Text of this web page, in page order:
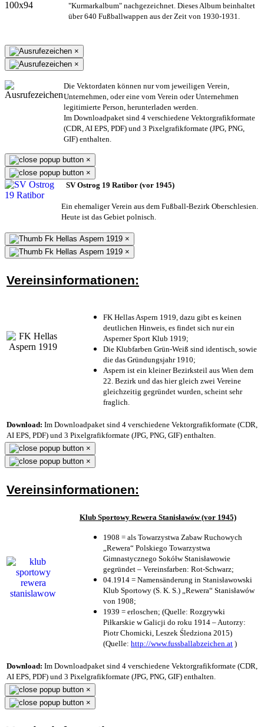
"Kurmarkalbum" nachgezeichnet. Dieses Album beinhaltet
über 640 Fußballwappen aus der Zeit von 1930-1931.
×
×
Die Vektordaten können nur vom jeweiligen Verein,
Unternehmen, oder eine vom Verein oder Unternehmen
legitimierte Person, herunterladen werden.
Im Downloadpaket sind 4 verschiedene Vektorgrafikformate
(CDR, AI EPS, PDF) und 3 Pixelgrafikformate (JPG, PNG,
GIF) enthalten.
×
×
SV Ostrog 19 Ratibor (vor 1945)
Ein ehemaliger Verein aus dem Fußball-Bezirk Oberschlesien.
Heute ist das Gebiet polnisch.
×
×
Vereinsinformationen:
FK Hellas Aspern 1919, dazu gibt es keinen
deutlichen Hinweis, es findet sich nur ein
Asperner Sport Klub 1919;
Die Klubfarben Grün-Weiß sind identisch, sowie
die das Gründungsjahr 1910;
Aspern ist ein kleiner Bezirksteil aus Wien dem
22. Bezirk und das hier gleich zwei Vereine
gleichzeitig gegründet wurden, scheint sehr
fraglich.
Download: Im Downloadpaket sind 4 verschiedene Vektorgrafikformate (CDR,
AI EPS, PDF) und 3 Pixelgrafikformate (JPG, PNG, GIF) enthalten.
×
×
Vereinsinformationen:
Klub Sportowy Rewera Stanisławów (vor 1945)
1908 = als Towarzystwa Zabaw Ruchowych
„Rewera“ Polskiego Towarzystwa
Gimnastycznego Sokółw Stanisławowie
gegründet – Vereinsfarben: Rot-Schwarz;
04.1914 = Namensänderung in Stanisławowski
Klub Sportowy (S. K. S.) „Rewera“ Stanisławów
von 1908;
1939 = erloschen; (Quelle: Rozgrywki
Piłkarskie w Galicji do roku 1914 – Autorzy:
Piotr Chomicki, Leszek Śledziona 2015)
(Quelle: http://www.fussballabzeichen.at )
Download: Im Downloadpaket sind 4 verschiedene Vektorgrafikformate (CDR,
AI EPS, PDF) und 3 Pixelgrafikformate (JPG, PNG, GIF) enthalten.
×
×